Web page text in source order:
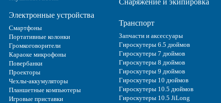
Электронные устройства
Смартфоны
Портативные колонки
Громкоговорители
Караоке микрофоны
Повербанки
Проекторы
Чехлы-аккумуляторы
Планшетные компьютеры
Игровые приставки
Снаряжение и экипировка
Транспорт
Запчасти и аксессуары
Гироскутеры 6.5 дюймов
Гироскутеры 7 дюймов
Гироскутеры 8 дюймов
Гироскутеры 9 дюймов
Гироскутеры 10 дюймов
Гироскутеры 10.5 дюймов
Гироскутеры 10.5 JiLong